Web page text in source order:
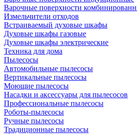
Варочные поверхности
Измельчители отходов
Встраиваемый духовые шкафы
Духовые шкафы газовые
Духовые шкафы электрические
Техника для дома
Пылесосы
Автомобильные пылесосы
Вертикальные пылесосы
Моющие пылесосы
Насадки и аксессуары для пылесосов
Профессиональные пылесосы
Роботы-пылесосы
Ручные пылесосы
Традиционные пылесосы